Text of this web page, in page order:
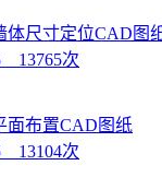
体尺寸定位CAD图
13765次
面布置CAD图纸
13104次